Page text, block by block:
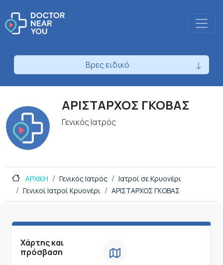
Βρες ειδικό
ΑΡΙΣΤΑΡΧΟΣ ΓΚΟΒΑΣ
Γενικός Ιατρός
ΑΡΧΙΚΗ Γενικός Ιατρός
Ιατροί σε Κρυονέρι
Γενικοί Ιατροί Κρυονέρι
ΑΡΙΣΤΑΡΧΟΣ ΓΚΟΒΑΣ
Χάρτης και
πρόσβαση